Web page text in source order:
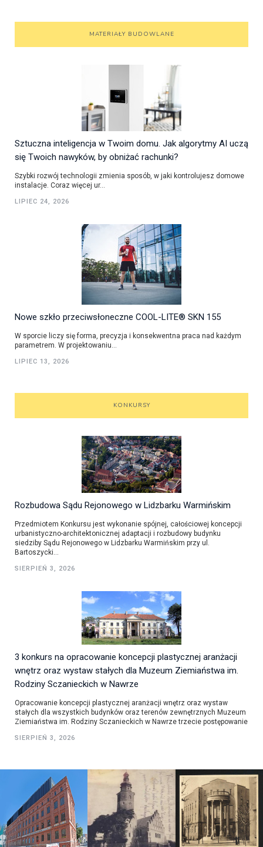
MATERIAŁY BUDOWLANE
Sztuczna inteligencja w Twoim domu. Jak algorytmy AI uczą
się Twoich nawyków, by obniżać rachunki?
Szybki rozwój technologii zmienia sposób, w jaki kontrolujesz domowe
instalacje. Coraz więcej ur...
LIPIEC 24, 2026
Nowe szkło przeciwsłoneczne COOL-LITE® SKN 155
W sporcie liczy się forma, precyzja i konsekwentna praca nad każdym
parametrem. W projektowaniu...
LIPIEC 13, 2026
KONKURSY
Rozbudowa Sądu Rejonowego w Lidzbarku Warmińskim
Przedmiotem Konkursu jest wykonanie spójnej, całościowej koncepcji
urbanistyczno-architektonicznej adaptacji i rozbudowy budynku
siedziby Sądu Rejonowego w Lidzbarku Warmińskim przy ul.
Bartoszycki...
SIERPIEŃ 3, 2026
3 konkurs na opracowanie koncepcji plastycznej aranżacji
wnętrz oraz wystaw stałych dla Muzeum Ziemiaństwa im.
Rodziny Sczanieckich w Nawrze
Opracowanie koncepcji plastycznej aranżacji wnętrz oraz wystaw
stałych dla wszystkich budynków oraz terenów zewnętrznych Muzeum
Ziemiaństwa im. Rodziny Sczanieckich w Nawrze trzecie postępowanie
SIERPIEŃ 3, 2026